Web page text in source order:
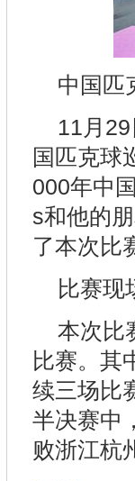
中国匹
11月
国匹克球
000年中
s和他的
了本次比
比赛现
本次比
比赛。其
续三场比
半决赛中
败浙江杭